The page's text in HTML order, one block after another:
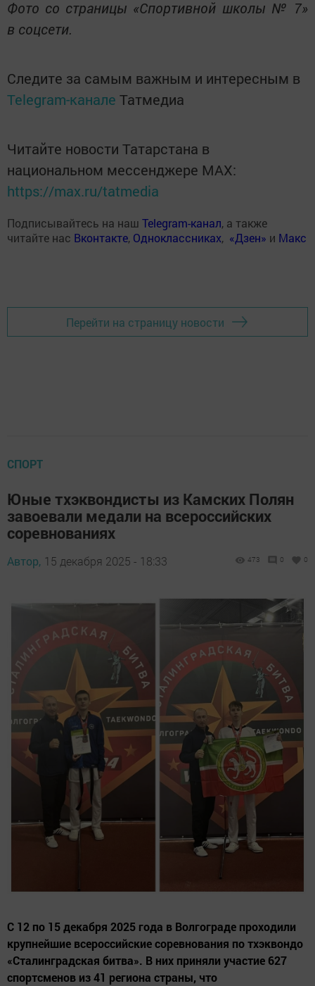
Фото со страницы «Спортивной школы № 7»
в соцсети.
Следите за самым важным и интересным в
Telegram-канале Татмедиа
Читайте новости Татарстана в
национальном мессенджере MАХ:
https://max.ru/tatmedia
Подписывайтесь на наш Telegram-канал, а также
читайте нас Вконтакте, Одноклассниках, «Дзен» и Макс
Перейти на страницу новости
СПОРТ
Юные тхэквондисты из Камских Полян
завоевали медали на всероссийских
соревнованиях
Автор, 15 декабря 2025 - 18:33 473 0 0
С 12 по 15 декабря 2025 года в Волгограде проходили
крупнейшие всероссийские соревнования по тхэквондо
«Сталинградская битва». В них приняли участие 627
спортсменов из 41 региона страны, что